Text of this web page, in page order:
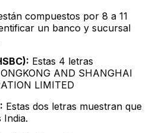
compuestos por 8 a 11
un banco y sucursal
Estas 4 letras
AND SHANGHAI
LIMITED
Estas dos letras muestran que
India.